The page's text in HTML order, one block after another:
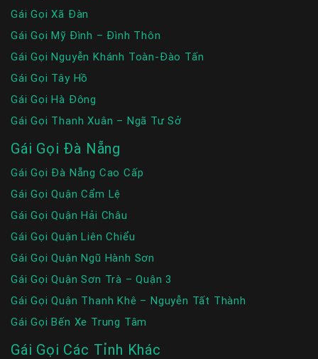
Gái Gọi Xã Đàn
Gái Gọi Mỹ Đình – Đình Thôn
Gái Gọi Nguyễn Khánh Toàn-Đào Tấn
Gái Gọi Tây Hồ
Gái Gọi Hà Đông
Gái Gọi Thanh Xuân – Ngã Tư Sở
Gái Gọi Đà Nẵng
Gái Gọi Đà Nẵng Cao Cấp
Gái Gọi Quận Cẩm Lệ
Gái Gọi Quận Hải Châu
Gái Gọi Quận Liên Chiểu
Gái Gọi Quận Ngũ Hành Sơn
Gái Gọi Quận Sơn Trà – Quận 3
Gái Gọi Quận Thanh Khê – Nguyễn Tất Thành
Gái Gọi Bến Xe Trung Tâm
Gái Gọi Các Tỉnh Khác